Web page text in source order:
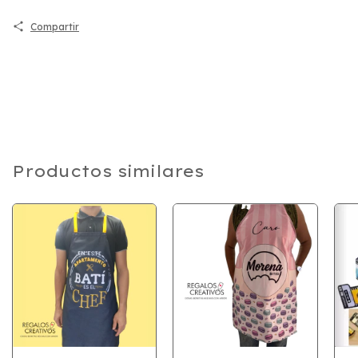
Compartir
Productos similares